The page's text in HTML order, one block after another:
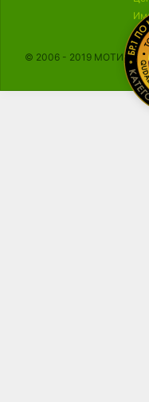
© 2006 - 2019 МОТИКА,